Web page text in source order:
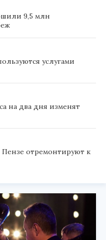
9,5 млн
услугами
на два дня изменят
Пензе отремонтируют к